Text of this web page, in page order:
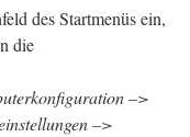
des Startmenüs ein,
die
–>
–>